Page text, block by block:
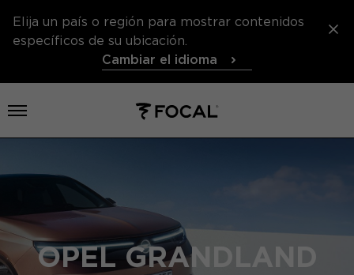
Elija un país o región para mostrar contenidos
específicos de su ubicación.
Cambiar el idioma
Abrir el menú
OPEL GRANDLAND